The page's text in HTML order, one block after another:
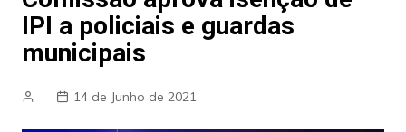
IPI a policiais e guardas
municipais
14 de Junho de 2021